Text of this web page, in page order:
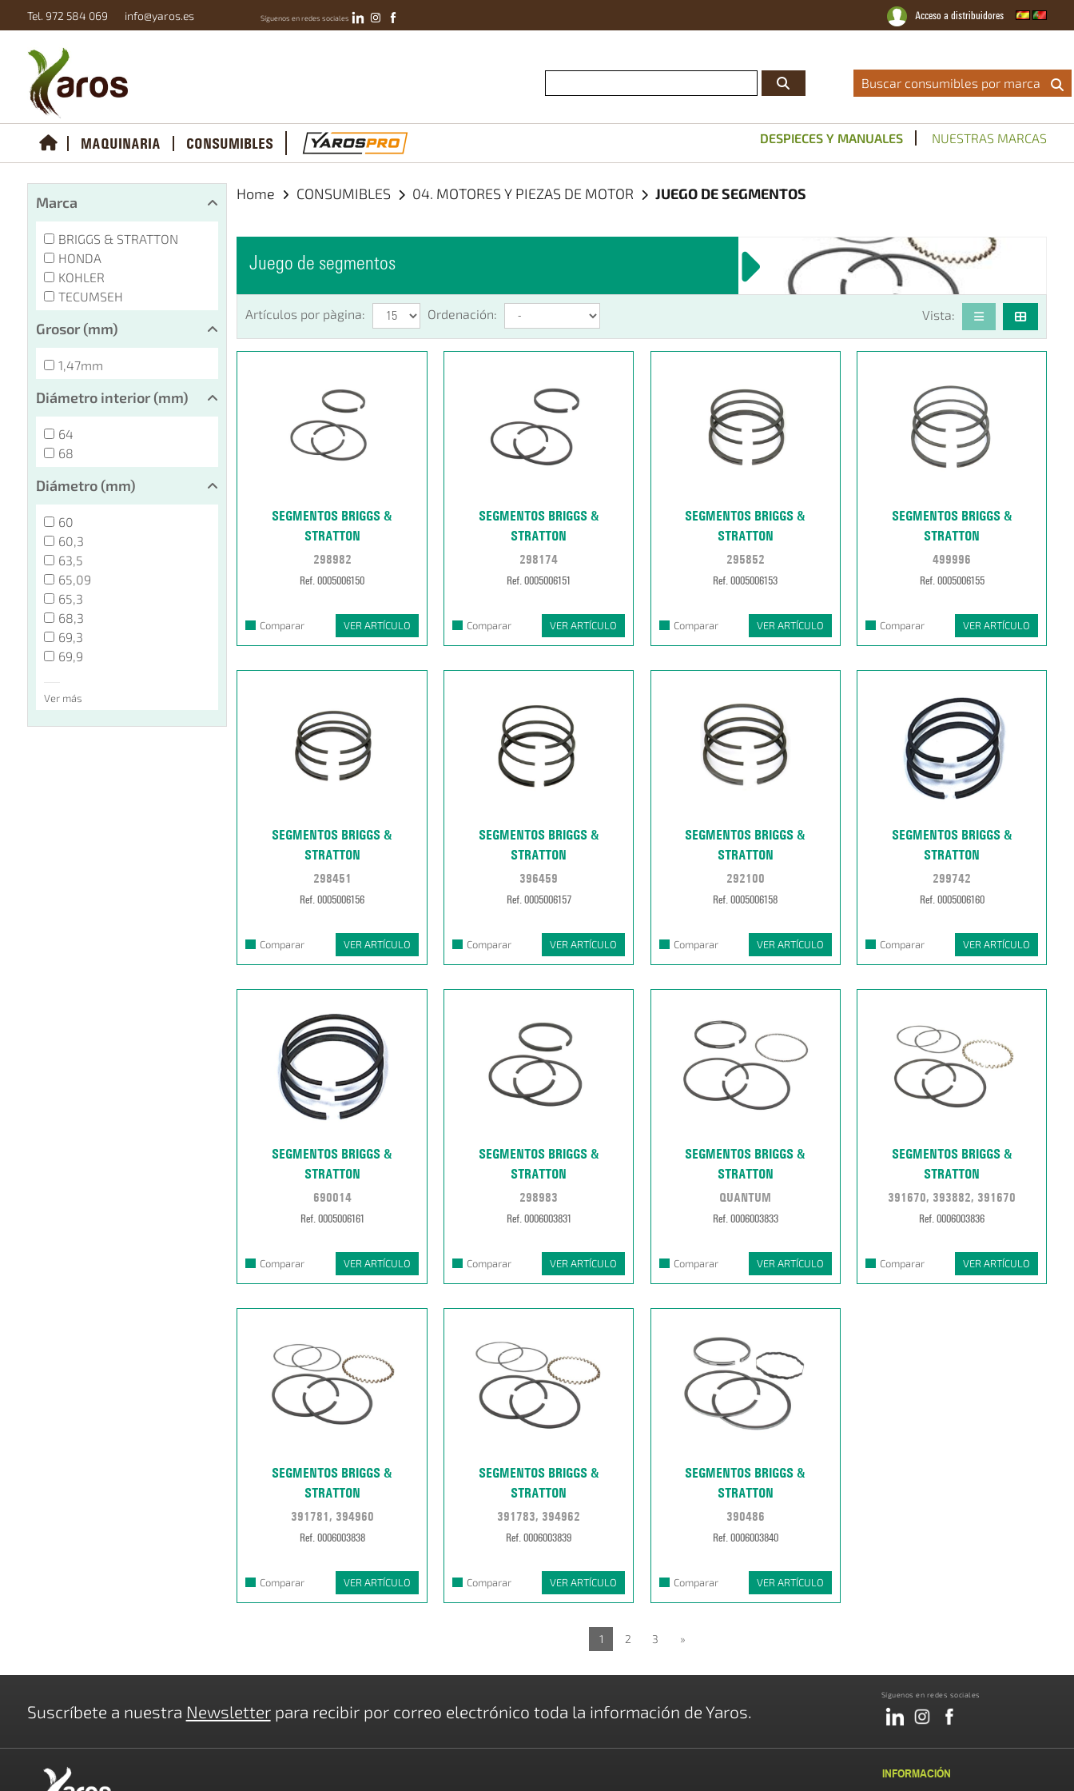
Tel. 972 584 069 info@yaros.es Síguenos en redes sociales Acceso a distribuidores
Conviértete En Distribuidor Oficial|Catálogos|Servicio Técnico|Noticias|Contacto
Buscar consumibles por marca
MAQUINARIA CONSUMIBLES DESPIECES Y MANUALES NUESTRAS MARCAS
Marca
BRIGGS & STRATTON
HONDA
KOHLER
TECUMSEH
Grosor (mm)
1,47mm
Diámetro interior (mm)
64
68
Diámetro (mm)
60
60,3
63,5
65,09
65,3
68,3
69,3
69,9
Ver más
Home CONSUMIBLES 04. MOTORES Y PIEZAS DE MOTOR JUEGO DE SEGMENTOS
Juego de segmentos
Artículos por pàgina: Ordenación: Vista:
SEGMENTOS BRIGGS &
STRATTON
298982
Ref. 0005006150
Comparar VER ARTÍCULO
SEGMENTOS BRIGGS &
STRATTON
298174
Ref. 0005006151
Comparar VER ARTÍCULO
SEGMENTOS BRIGGS &
STRATTON
295852
Ref. 0005006153
Comparar VER ARTÍCULO
SEGMENTOS BRIGGS &
STRATTON
499996
Ref. 0005006155
Comparar VER ARTÍCULO
SEGMENTOS BRIGGS &
STRATTON
298451
Ref. 0005006156
Comparar VER ARTÍCULO
SEGMENTOS BRIGGS &
STRATTON
396459
Ref. 0005006157
Comparar VER ARTÍCULO
SEGMENTOS BRIGGS &
STRATTON
292100
Ref. 0005006158
Comparar VER ARTÍCULO
SEGMENTOS BRIGGS &
STRATTON
299742
Ref. 0005006160
Comparar VER ARTÍCULO
SEGMENTOS BRIGGS &
STRATTON
690014
Ref. 0005006161
Comparar VER ARTÍCULO
SEGMENTOS BRIGGS &
STRATTON
298983
Ref. 0006003831
Comparar VER ARTÍCULO
SEGMENTOS BRIGGS &
STRATTON
QUANTUM
Ref. 0006003833
Comparar VER ARTÍCULO
SEGMENTOS BRIGGS &
STRATTON
391670, 393882, 391670
Ref. 0006003836
Comparar VER ARTÍCULO
SEGMENTOS BRIGGS &
STRATTON
391781, 394960
Ref. 0006003838
Comparar VER ARTÍCULO
SEGMENTOS BRIGGS &
STRATTON
391783, 394962
Ref. 0006003839
Comparar VER ARTÍCULO
SEGMENTOS BRIGGS &
STRATTON
390486
Ref. 0006003840
Comparar VER ARTÍCULO
1 2 3 »
Suscríbete a nuestra Newsletterpara recibir por correo electrónico toda la información de Yaros.
Síguenos en redes sociales
INFORMACIÓN